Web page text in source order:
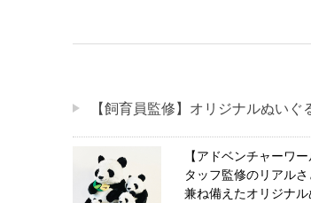
【飼育員監修】オリジナルぬいぐ
【アドベンチャーワ
タッフ監修のリアル
兼ね備えたオリジナル